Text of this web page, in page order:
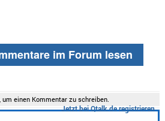
im Forum lesen